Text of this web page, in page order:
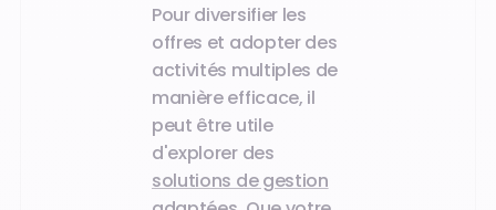
Pour diversifier les
offres et adopter des
activités multiples de
manière efficace, il
peut être utile
d'explorer des
solutions de gestion